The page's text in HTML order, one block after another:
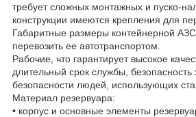
требует сложных монтажных и пуско-
конструкции имеются крепления для
Габаритные размеры контейнерной
перевозить ее автотранспортом.
Рабочие, что гарантирует высокое
длительный срок службы, безопасность
безопасности людей, использующих
Материал резервуара:
• корпус и основные элементы